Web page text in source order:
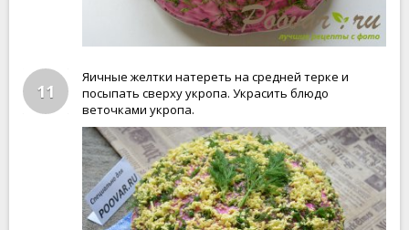
11
Яичные желтки натереть на средней терке и
посыпать сверху укропа. Украсить блюдо
веточками укропа.